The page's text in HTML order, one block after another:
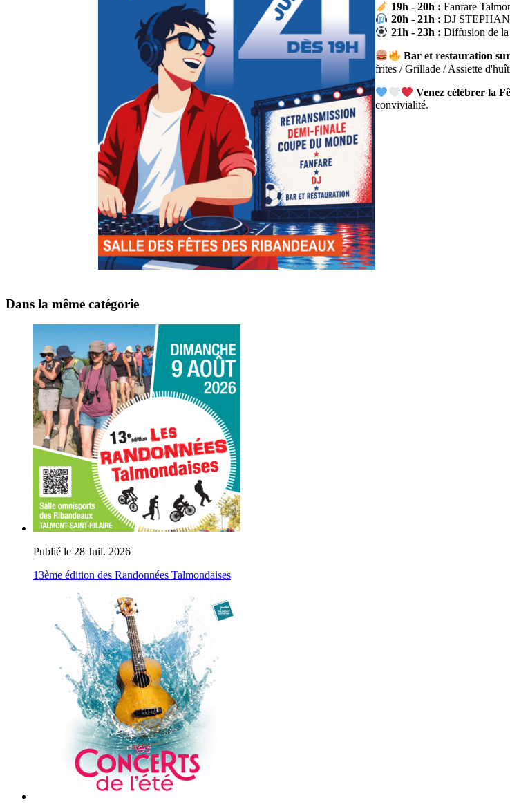
19h - 20h : Fanfare
20h - 21h : DJ
21h - 23h : Diffusion de la
Bar et restauration
frites / Grillade / Assiette
Venez célébrer la
convivialité.
Dans la même catégorie
Publié le 28 Juil. 2026
13ème édition des Randonnées Talmondaises